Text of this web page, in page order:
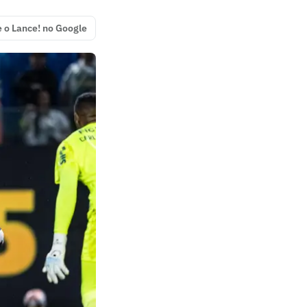
o Lance! no Google